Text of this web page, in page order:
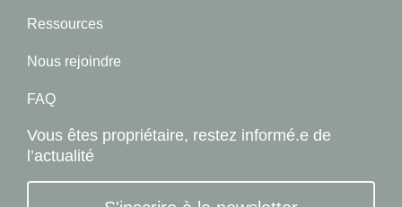
Ressources
Nous rejoindre
FAQ
Vous êtes propriétaire, restez informé.e de
l’actualité